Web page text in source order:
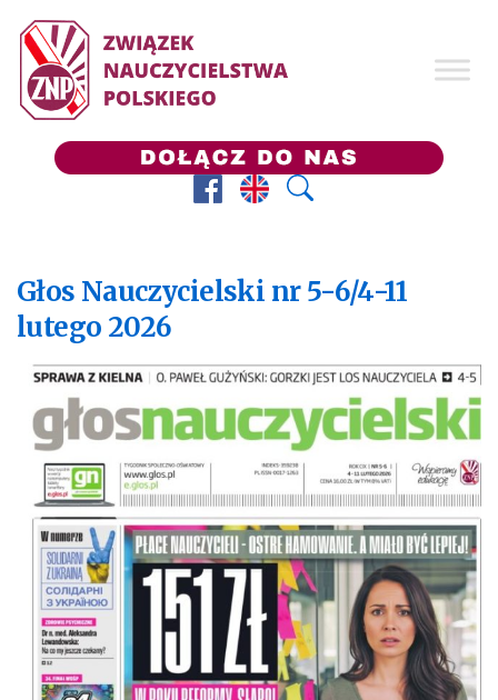
FacebookPrezes ZNP
Wyszukaj
Głos Nauczycielski nr 5-6/4-11
lutego 2026